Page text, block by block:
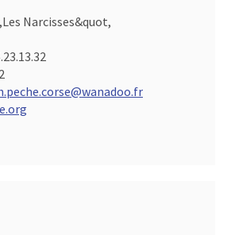
Narcisses&quot,